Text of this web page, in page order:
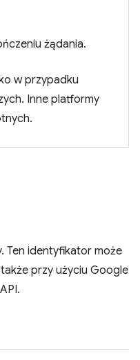
żądania.
w przypadku
Inne platformy
Ten identyfikator może
przy użyciu Google